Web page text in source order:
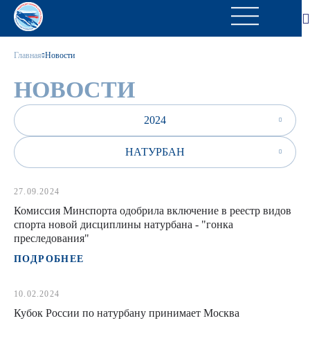
Главная Новости
НОВОСТИ
2024
НАТУРБАН
27.09.2024
Комиссия Минспорта одобрила включение в реестр видов
спорта новой дисциплины натурбана - "гонка
преследования"
ПОДРОБНЕЕ
10.02.2024
Кубок России по натурбану принимает Москва